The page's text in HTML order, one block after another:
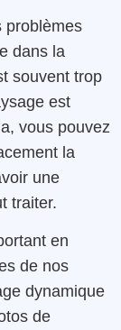
problèmes
dans la
souvent trop
est
vous pouvez
la
une
traiter.
en
de nos
dynamique
de